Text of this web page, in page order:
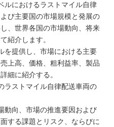
ルにおけるラストマイル自律
び主要国の市場規模と発展の
、世界各国の市場動向、将来
紹介します。
を提供し、市場における主要
上高、価格、粗利益率、製品
細に紹介する。
ラストマイル自律配送車両の
動向、市場の推進要因および
する課題とリスク、ならびに